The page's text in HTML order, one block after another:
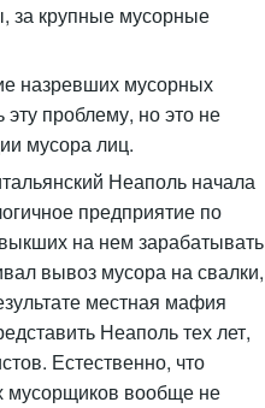
за крупные мусорные
назревших мусорных
проблему, но это не
мусора лиц.
Неаполь начала
предприятие по
на нем зарабатывать
вывоз мусора на свалки,
местная мафия
Неаполь тех лет,
Естественно, что
мусорщиков вообще не